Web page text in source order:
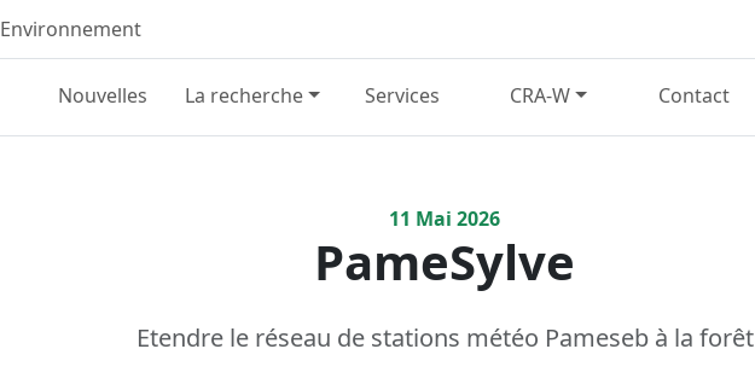
Environnement
Nouvelles La recherche Services CRA-W Contact
11 Mai 2026
PameSylve
Etendre le réseau de stations météo Pameseb à la forêt